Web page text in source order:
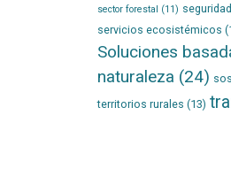
sector forestal (11)
servicios ecosistémicos
Soluciones
naturaleza (24)
territorios rurales (13)